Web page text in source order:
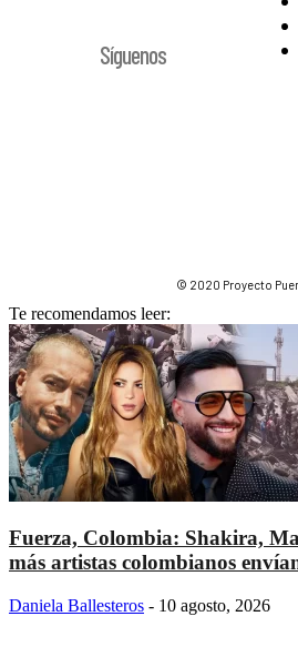
Síguenos
© 2020 Proyecto
Te recomendamos leer:
Fuerza, Colombia: Shakira,
más artistas colombianos
Daniela Ballesteros - 10 agosto, 2026